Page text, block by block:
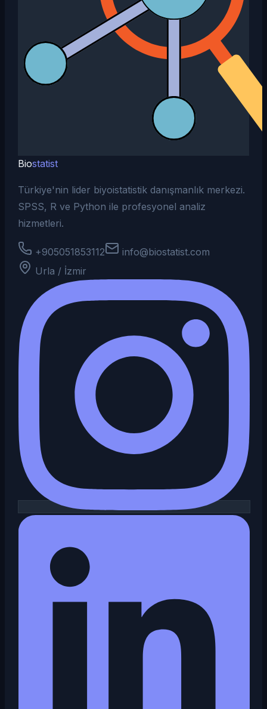
Biostatist
Türkiye'nin lider biyoistatistik danışmanlık merkezi.
SPSS, R ve Python ile profesyonel analiz
hizmetleri.
+905051853112
info@biostatist.com
Urla / İzmir